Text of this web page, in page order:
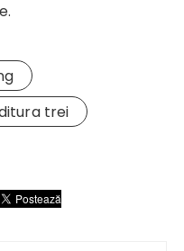
trei